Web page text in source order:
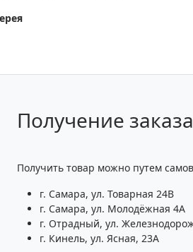
Получение заказа
Получить товар можно путем
г. Самара, ул. Товарная 24В
г. Самара, ул. Молодёжная 4А
г. Отрадный, ул.
г. Кинель, ул. Ясная, 23А